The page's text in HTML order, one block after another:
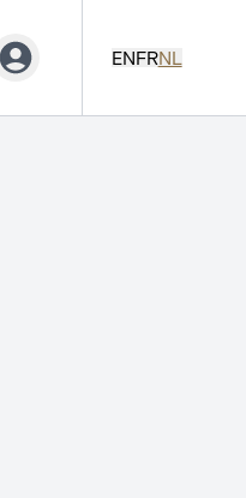
ENFRNL